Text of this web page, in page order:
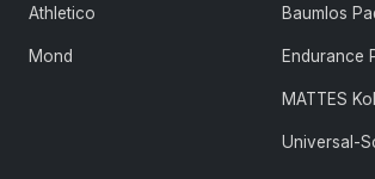
Athletico
Mond
Baumlos
Endurance
MATTES
Universal-